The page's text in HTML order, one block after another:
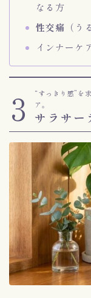
なる方
性交痛 （
インナーケ
3
“すっきり感”を
ア。
サラサー